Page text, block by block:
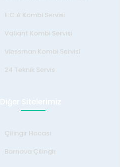
E.C.A Kombi Servisi
Valiant Kombi Servisi
Viessman Kombi Servisi
24 Teknik Servis
Diğer Sitelerimiz
Çilingir Hocası
Bornova Çilingir